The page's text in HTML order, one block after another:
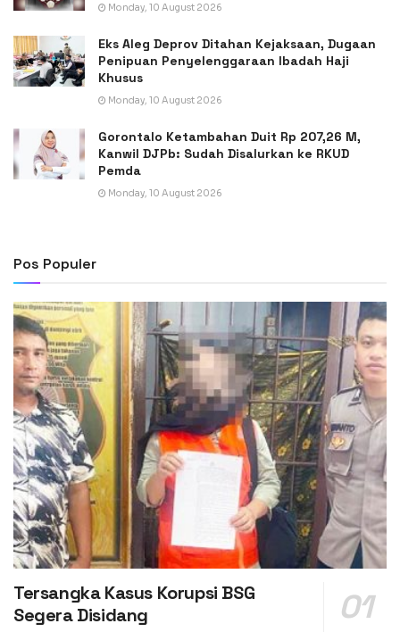
Monday, 10 August 2026
Eks Aleg Deprov Ditahan Kejaksaan, Dugaan
Penipuan Penyelenggaraan Ibadah Haji
Khusus
Monday, 10 August 2026
Gorontalo Ketambahan Duit Rp 207,26 M,
Kanwil DJPb: Sudah Disalurkan ke RKUD
Pemda
Monday, 10 August 2026
Pos Populer
Tersangka Kasus Korupsi BSG
Segera Disidang